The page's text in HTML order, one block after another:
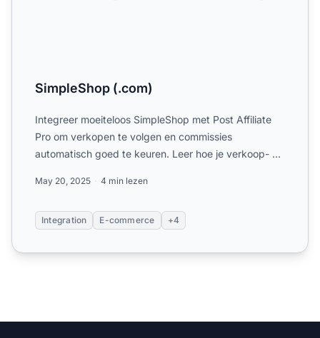
SimpleShop (.com)
Integreer moeiteloos SimpleShop met Post Affiliate
Pro om verkopen te volgen en commissies
automatisch goed te keuren. Leer hoe je verkoop- en
May 20, 2025 4 min lezen
Integration E-commerce +4